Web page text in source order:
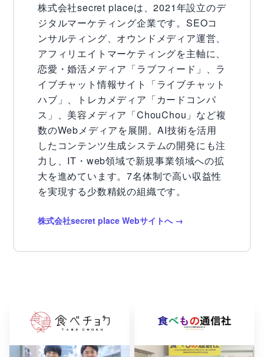
株式会社secret placeは、2021年設立のデ
ジタルマーケティング企業です。SEOコ
ンサルティング、オウンドメディア運営、
アフィリエイトマーケティングを主軸に、
恋愛・婚活メディア「ラブフィード」、ラ
イブチャット情報サイト「ライブチャット
ハブ」、トレカメディア「カードコンパ
ス」、美容メディア「ChouChou」など複
数のWebメディアを展開。AI技術を活用
したコンテンツ生成システムの開発にも注
力し、IT・web領域で新規事業領域への拡
大を進めています。7名体制で高い収益性
を実現する少数精鋭の組織です。
株式会社secret place Webサイトへ